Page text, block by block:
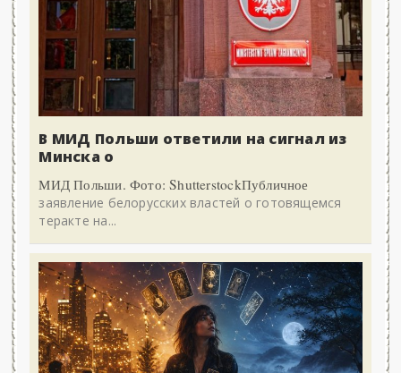
В МИД Польши ответили на сигнал из
Минска о
МИД Польши. Фото: ShutterstockПубличное
заявление белорусских властей о готовящемся
теракте на...